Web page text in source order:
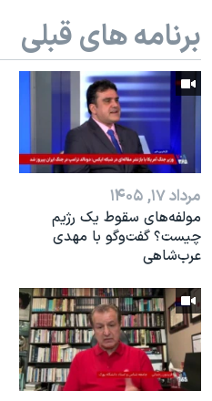
نرگس محمدی برنده جایزه نوبل
همایش محافظه‌کاران آمریکا
صفحه‌های ویژه
سفر پرزیدنت ترامپ به چین
برنامه های قبلی
مرداد ۱۷, ۱۴۰۵
مولفه‌های سقوط یک رژیم
چیست؟ گفت‌وگو با مهدی
عرب‌شاهی